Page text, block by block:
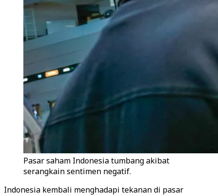
Pasar saham Indonesia tumbang akibat
serangkain sentimen negatif.
Indonesia kembali menghadapi tekanan di pasar